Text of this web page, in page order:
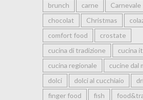
brunch carne
Carnevale
chocolat
Christmas
comfort food
crostate
cucina di tradizione
cucina
cucina regionale
cucine dal
dolci
dolci al cucchiaio
finger food
fish